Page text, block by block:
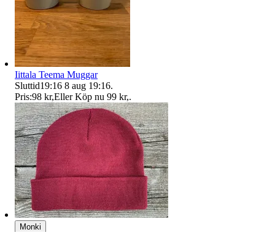
Iittala Teema Muggar
Sluttid19:16 8 aug 19:16.
Pris:98 kr,Eller Köp nu 99 kr,.
Monki